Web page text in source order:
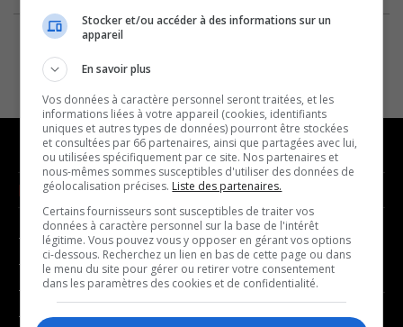
NOUVELLES
- Affaires municipales
- Communauté / Social
- Culture
- Économie
MUSIQUE
- Décompte franco
- Joué récemment
BALADOS
Stocker et/ou accéder à des informations sur un
appareil
En savoir plus
Vos données à caractère personnel seront traitées, et les
informations liées à votre appareil (cookies, identifiants
uniques et autres types de données) pourront être stockées
et consultées par 66 partenaires, ainsi que partagées avec lui,
ou utilisées spécifiquement par ce site. Nos partenaires et
nous-mêmes sommes susceptibles d'utiliser des données de
géolocalisation précises. Liste des partenaires.
Certains fournisseurs sont susceptibles de traiter vos
données à caractère personnel sur la base de l'intérêt
légitime. Vous pouvez vous y opposer en gérant vos options
ci-dessous. Recherchez un lien en bas de cette page ou dans
le menu du site pour gérer ou retirer votre consentement
dans les paramètres des cookies et de confidentialité.